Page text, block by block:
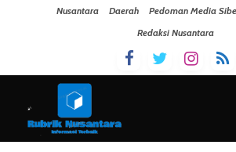
Nusantara Daerah Pedoman Media
Redaksi Nusantara